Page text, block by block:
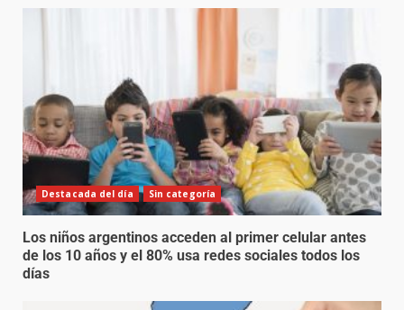
Destacada del día Sin categoría
Los niños argentinos acceden al primer celular antes
de los 10 años y el 80% usa redes sociales todos los
días